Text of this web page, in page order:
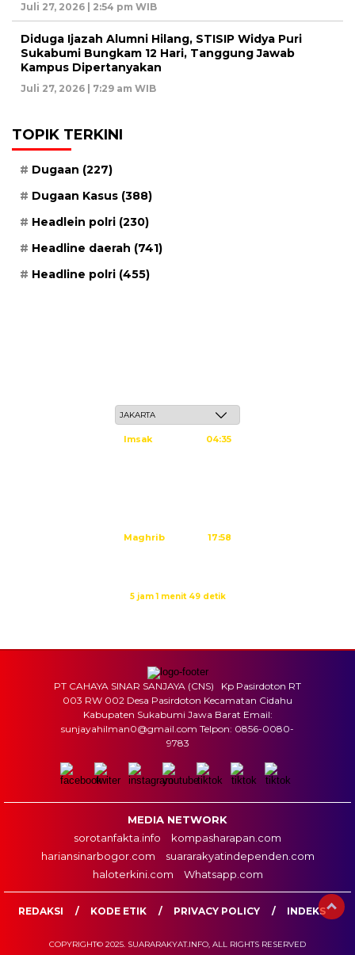
Juli 27, 2026 | 2:54 pm WIB
Diduga Ijazah Alumni Hilang, STISIP Widya Puri
Sukabumi Bungkam 12 Hari, Tanggung Jawab
Kampus Dipertanyakan
Juli 27, 2026 | 7:29 am WIB
TOPIK TERKINI
Dugaan (227)
Dugaan Kasus (388)
Headlein polri (230)
Headline daerah (741)
Headline polri (455)
Imsak 04:35
Maghrib 17:58
5 jam 1 menit 49 detik
PT CAHAYA SINAR SANJAYA (CNS) Kp Pasirdoton RT
003 RW 002 Desa Pasirdoton Kecamatan Cidahu
Kabupaten Sukabumi Jawa Barat Email:
sunjayahilman0@gmail.com Telpon: 0856-0080-
9783
MEDIA NETWORK
sorotanfakta.info
kompasharapan.com
hariansinarbogor.com
suararakyatindependen.com
haloterkini.com
Whatsapp.com
REDAKSI KODE ETIK PRIVACY POLICY INDEKS
COPYRIGHT© 2025. SUARARAKYAT.INFO, ALL RIGHTS RESERVED